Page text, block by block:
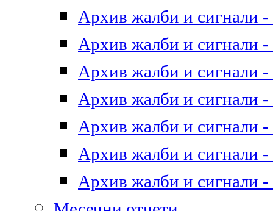
Архив жалби и сигнали -
Архив жалби и сигнали -
Архив жалби и сигнали -
Архив жалби и сигнали -
Архив жалби и сигнали -
Архив жалби и сигнали -
Архив жалби и сигнали -